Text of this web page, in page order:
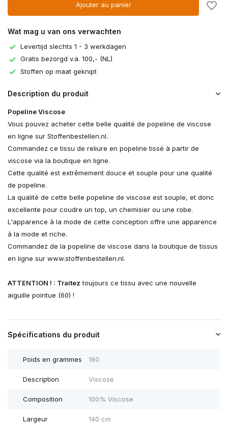
Ajouter au panier
Wat mag u van ons verwachten
Levertijd slechts 1 - 3 werkdagen
Gratis bezorgd v.a. 100,- (NL)
Stoffen op maat geknipt
Description du produit
Popeline Viscose
Vous pouvez acheter cette belle qualité de popeline de viscose
en ligne sur Stoffenbestellen.nl.
Commandez ce tissu de reliure en popeline tissé à partir de
viscose via la boutique en ligne.
Cette qualité est extrêmement douce et souple pour une qualité
de popeline.
La qualité de cette belle popeline de viscose est souple, et donc
excellente pour coudre un top, un chemisier ou une robe.
L'apparence à la mode de cette conception offre une apparence
à la mode et riche.
Commandez de la popeline de viscose dans la boutique de tissus
en ligne sur www.stoffenbestellen.nl.
ATTENTION ! : Traitez toujours ce tissu avec une nouvelle
aiguille pointue (60) !
Spécifications du produit
Poids en grammes 160
Description Viscose
Composition 100% Viscose
Largeur 140 cm